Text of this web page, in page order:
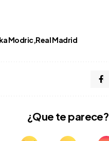
Modric Real Madrid
¿Que te parece?